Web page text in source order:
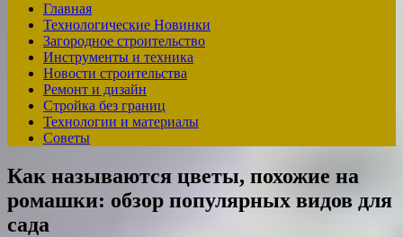
Главная
Технологические Новинки
Загородное строительство
Инструменты и техника
Новости строительства
Ремонт и дизайн
Стройка без границ
Технологии и материалы
Советы
Как называются цветы, похожие на
ромашки: обзор популярных видов для
сада